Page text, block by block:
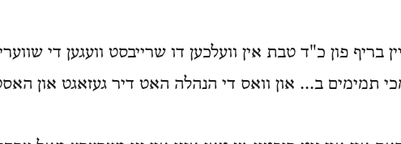
בריף פון כ"ד טבת אין וועלכען דו שרייבסט וועגען די
תמימים ב... און וואס די הנהלה האט דיר געזאגט און